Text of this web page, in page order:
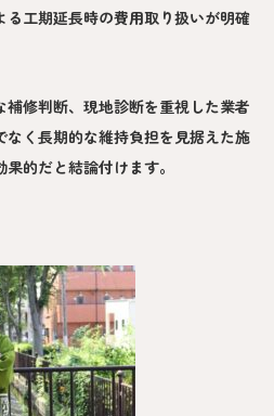
る工期延長時の費用取り扱いが明確
修判断、現地診断を重視した業者
く長期的な維持負担を見据えた施
的だと結論付けます。